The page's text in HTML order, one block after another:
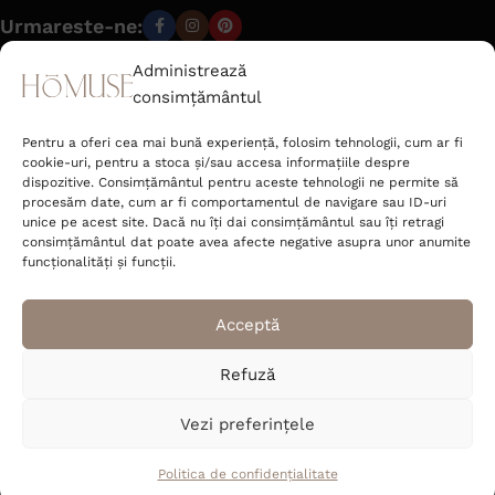
Administrează
consimțământul
Pentru a oferi cea mai bună experiență, folosim tehnologii, cum ar fi
cookie-uri, pentru a stoca și/sau accesa informațiile despre
dispozitive. Consimțământul pentru aceste tehnologii ne permite să
procesăm date, cum ar fi comportamentul de navigare sau ID-uri
unice pe acest site. Dacă nu îți dai consimțământul sau îți retragi
consimțământul dat poate avea afecte negative asupra unor anumite
funcționalități și funcții.
Acceptă
Refuză
Vezi preferințele
Politica de confidențialitate
Urmareste-ne:
Tel: +40 723 462 142
Strada Râtului nr. 6 Sat Jucu de Mijloc,
Comuna Jucu Cluj 407353, România
Deco Corner S.R.L.
CUI 52089400
Active inBusinessLeague